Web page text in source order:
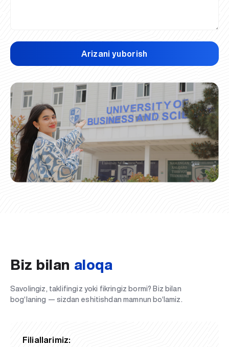
Arizani yuborish
Biz bilan aloqa
Savolingiz, taklifingiz yoki fikringiz bormi? Biz bilan
bog‘laning — sizdan eshitishdan mamnun bo‘lamiz.
Filiallarimiz: